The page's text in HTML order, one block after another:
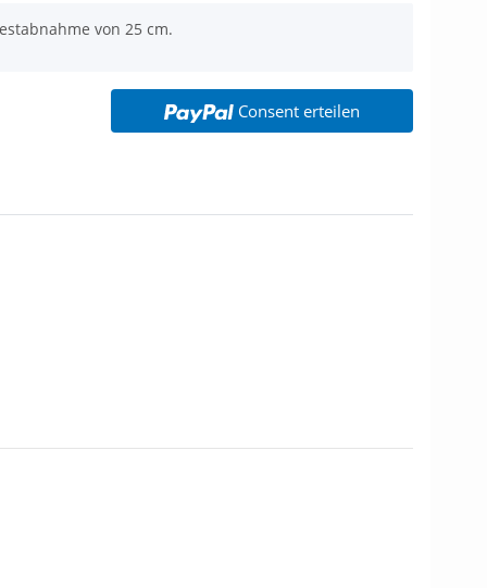
von 25 cm.
Consent erteilen